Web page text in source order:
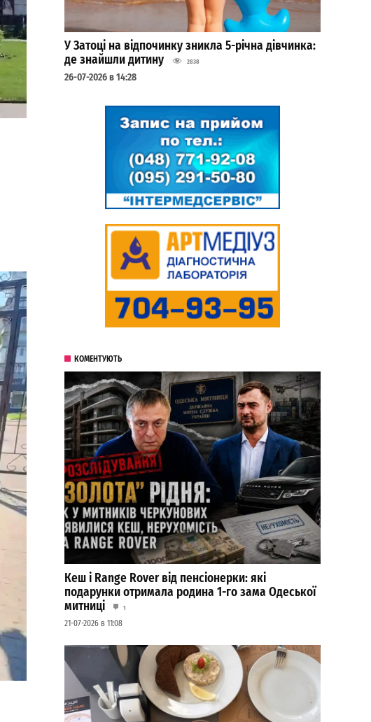
У Затоці на відпочинку зникла 5-річна дівчинка:
де знайшли дитину
2838
26-07-2026 в 14:28
КОМЕНТУЮТЬ
Кеш і Range Rover від пенсіонерки: які
подарунки отримала родина 1-го зама Одеської
митниці
1
21-07-2026 в 11:08